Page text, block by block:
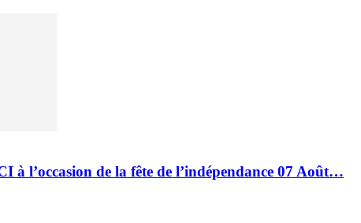
à l’occasion de la fête de l’indépendance 07 Août…